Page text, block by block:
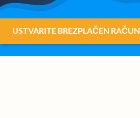
USTVARITE BREZPLAČEN RAČUN